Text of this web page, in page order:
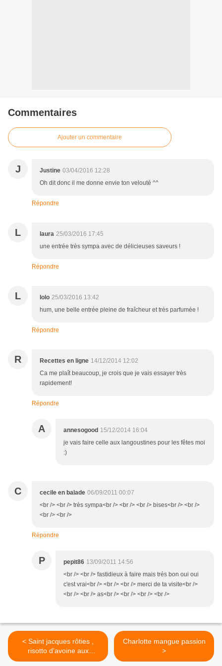
Commentaires
Ajouter un commentaire
J Justine 03/04/2016 12:28
Oh dit donc il me donne envie ton velouté ^^
Répondre
L laura 25/03/2016 17:45
une entrée très sympa avec de délicieuses saveurs !
Répondre
L lolo 25/03/2016 13:42
hum, une belle entrée pleine de fraîcheur et très parfumée !
Répondre
R Recettes en ligne 14/12/2014 12:02
Ca me plaît beaucoup, je crois que je vais essayer très
rapidement!
Répondre
A annesogood 15/12/2014 16:04
je vais faire celle aux langoustines pour les fêtes moi
:)
C cecile en balade 06/09/2011 00:07
<br /> <br /> très sympa<br /> <br /> <br /> bises<br /> <br />
<br /> <br />
Répondre
P pepit86 13/09/2011 14:56
<br /> <br /> fastidieux à faire mais trés bon oui oui
c'est vrai<br /> <br /> <br /> merci de ta visite<br />
<br /> <br /> as<br /> <br /> <br /> <br />
< Saint jacques rôties ,
risotto d'avoine aux
poireaux et safran
Charlotte mangue passion
>